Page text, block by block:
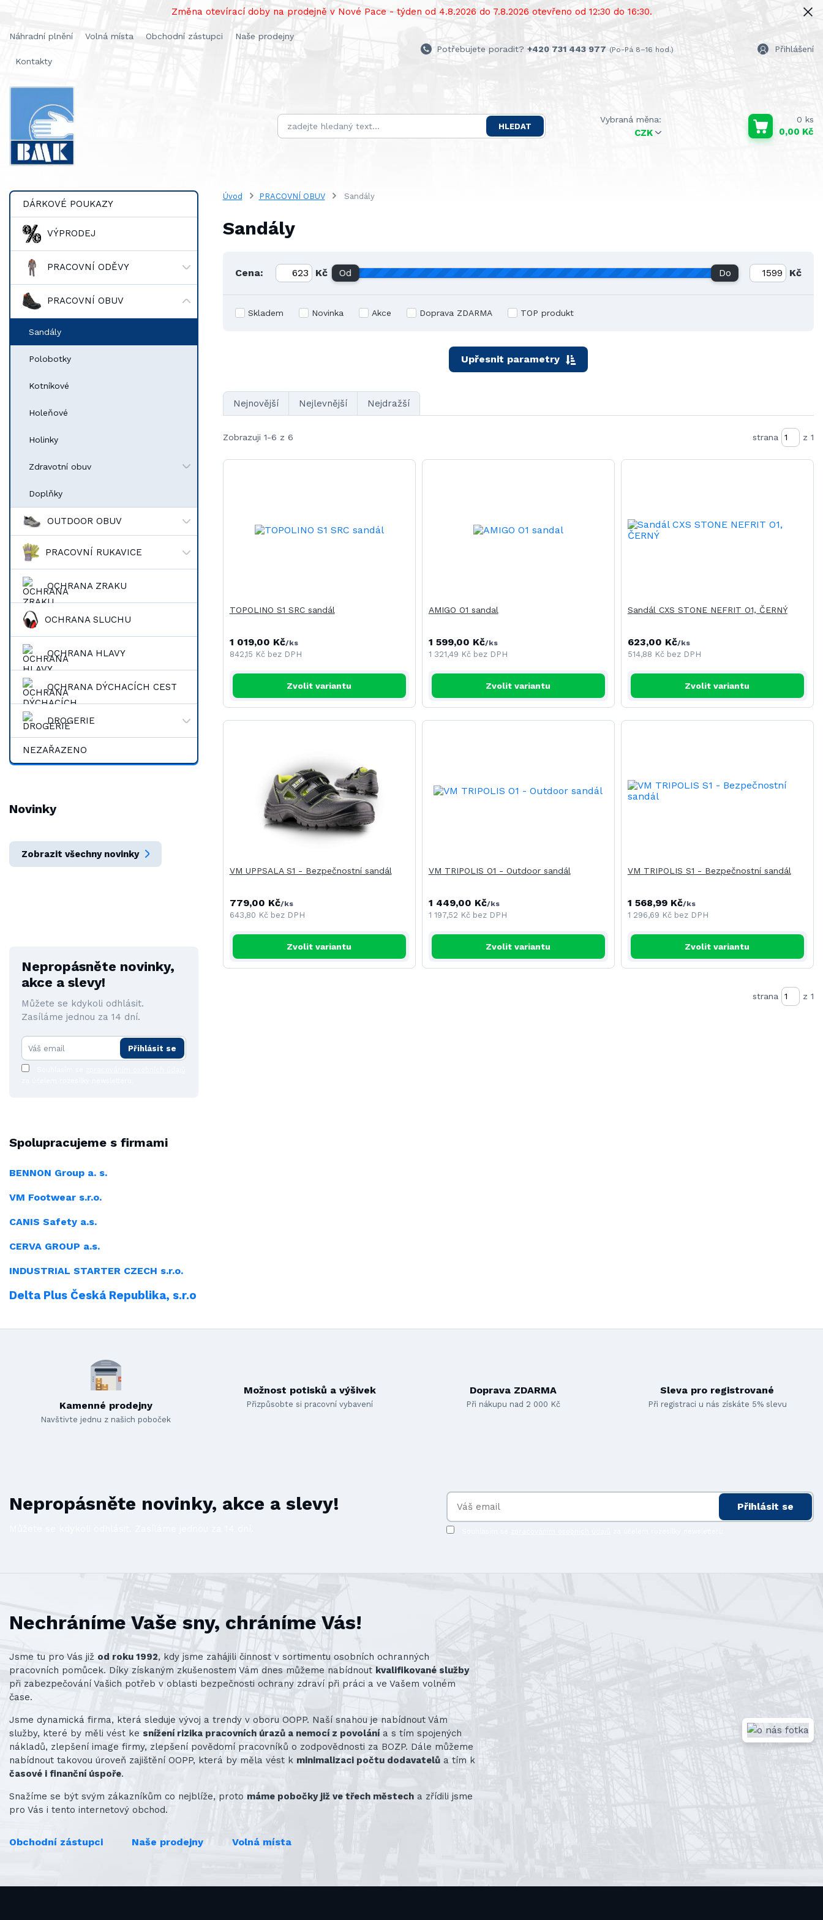
Změna otevírací doby na prodejně v Nové Pace - týden od 4.8.2026 do 7.8.2026 otevřeno od 12:30 do 16:30.
Náhradní plnění Volná místa Obchodní zástupci Naše prodejny
Kontakty
CZK
Přihlášení
HLEDAT
Potřebujete poradit? +420 731 443 977 (Po-Pá 8–16 hod.)
0 ks
0,00 Kč
DÁRKOVÉ POUKAZY
VÝPRODEJ
PRACOVNÍ ODĚVY
PRACOVNÍ OBUV
Sandály
Polobotky
Kotníkové
Holeňové
Holinky
Zdravotní obuv
Doplňky
OUTDOOR OBUV
PRACOVNÍ RUKAVICE
OCHRANA ZRAKU
OCHRANA SLUCHU
OCHRANA HLAVY
OCHRANA DÝCHACÍCH CEST
DROGERIE
NEZAŘAZENO
Novinky
Zobrazit všechny novinky
Nepropásněte novinky,
akce a slevy!
Můžete se kdykoli odhlásit.
Zasíláme jednou za 14 dní.
Přihlásit se
Spolupracujeme s firmami
BENNON Group a. s.
VM Footwear s.r.o.
CANIS Safety a.s.
CERVA GROUP a.s.
INDUSTRIAL STARTER CZECH s.r.o.
Delta Plus Česká Republika, s.r.o
Úvod PRACOVNÍ OBUV Sandály
Sandály
Upřesnit parametry
Cena: Kč Od Do Kč
Skladem Novinka Akce Doprava ZDARMA TOP produkt
Nejnovější Nejlevnější Nejdražší
Zobrazuji 1-6 z 6 strana z 1
TOPOLINO S1 SRC sandál
1 019,00 Kč/ks
842,15 Kč bez DPH
Zvolit variantu
AMIGO O1 sandal
1 599,00 Kč/ks
1 321,49 Kč bez DPH
Zvolit variantu
Sandál CXS STONE NEFRIT O1, ČERNÝ
623,00 Kč/ks
514,88 Kč bez DPH
Zvolit variantu
VM UPPSALA S1 - Bezpečnostní sandál
779,00 Kč/ks
643,80 Kč bez DPH
Zvolit variantu
VM TRIPOLIS O1 - Outdoor sandál
1 449,00 Kč/ks
1 197,52 Kč bez DPH
Zvolit variantu
VM TRIPOLIS S1 - Bezpečnostní sandál
1 568,99 Kč/ks
1 296,69 Kč bez DPH
Zvolit variantu
strana z 1
Kamenné prodejny
Navštivte jednu z našich poboček
Možnost potisků a výšivek
Přizpůsobte si pracovní vybavení
Doprava ZDARMA
Při nákupu nad 2 000 Kč
Sleva pro registrované
Při registraci u nás získáte 5% slevu
Nepropásněte novinky, akce a slevy! Přihlásit se
Nechráníme Vaše sny, chráníme Vás!
Jsme tu pro Vás již od roku 1992, kdy jsme zahájili činnost v sortimentu osobních ochranných
pracovních pomůcek. Díky získaným zkušenostem Vám dnes můžeme nabídnout kvalifikované služby
při zabezpečování Vašich potřeb v oblasti bezpečnosti ochrany zdraví při práci a ve Vašem volném
čase.
Jsme dynamická firma, která sleduje vývoj a trendy v oboru OOPP. Naší snahou je nabídnout Vám
služby, které by měli vést ke snížení rizika pracovních úrazů a nemocí z povolání a s tím spojených
nákladů, zlepšení image firmy, zlepšení povědomí pracovníků o zodpovědnosti za BOZP. Dále můžeme
nabídnout takovou úroveň zajištění OOPP, která by měla vést k minimalizaci počtu dodavatelů a tím k
časové i finanční úspoře.
Snažíme se být svým zákazníkům co nejblíže, protomáme pobočky již ve třech městech a zřídili jsme
pro Vás i tento internetový obchod.
Obchodní zástupci Naše prodejny Volná místa